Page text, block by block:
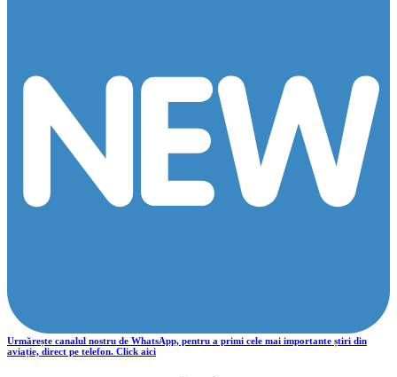
Urmărește canalul nostru de WhatsApp, pentru a primi cele mai importante știri din
aviație, direct pe telefon. Click aici